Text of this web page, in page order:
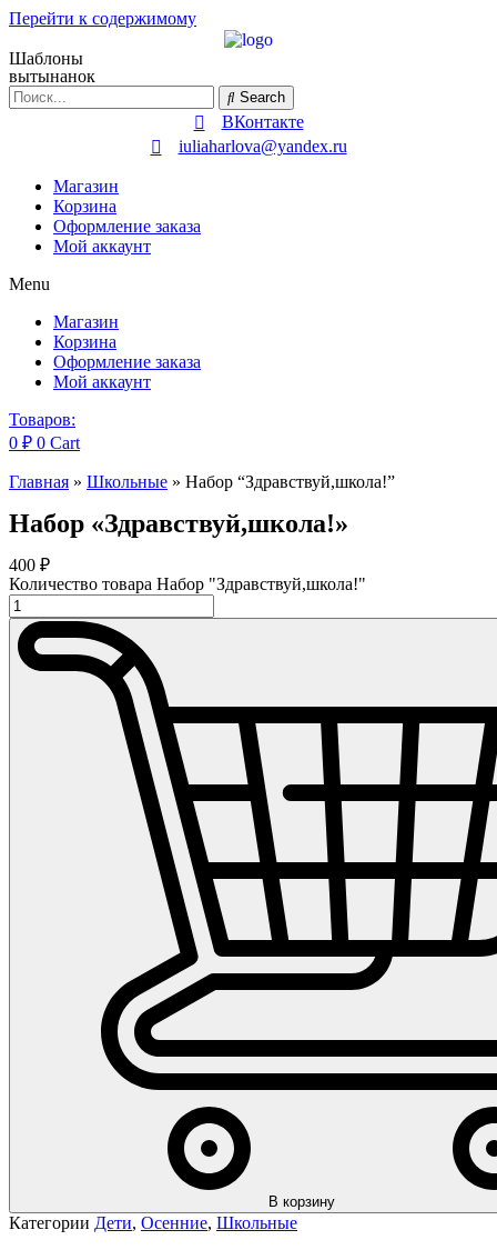
Перейти к содержимому
Шаблоны
вытынанок
Search
ВКонтакте
iuliaharlova@yandex.ru
Магазин
Корзина
Оформление заказа
Мой аккаунт
Menu
Магазин
Корзина
Оформление заказа
Мой аккаунт
Товаров:
0 ₽ 0 Cart
Главная » Школьные » Набор “Здравствуй,школа!”
Набор «Здравствуй,школа!»
400 ₽
Количество товара Набор "Здравствуй,школа!"
В корзину
Категории Дети, Осенние, Школьные